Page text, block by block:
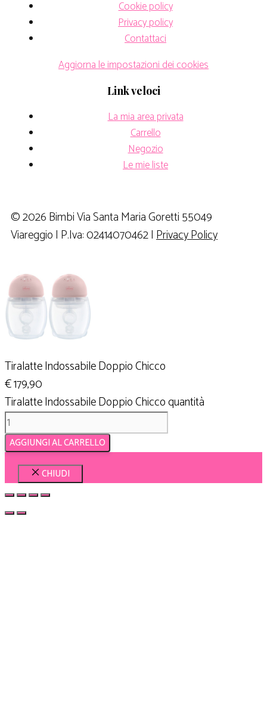
Cookie policy
Privacy policy
Contattaci
Aggiorna le impostazioni dei cookies
Link veloci
La mia area privata
Carrello
Negozio
Le mie liste
© 2026 Bimbi Via Santa Maria Goretti 55049
Viareggio | P.Iva: 02414070462 |Privacy Policy
Tiralatte Indossabile Doppio Chicco
€179,90
Tiralatte Indossabile Doppio Chicco quantità
AGGIUNGI AL CARRELLO
CHIUDI